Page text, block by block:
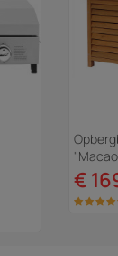
-
€